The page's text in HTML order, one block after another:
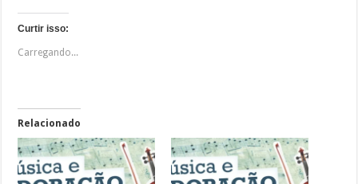
Curtir isso:
Carregando...
Relacionado